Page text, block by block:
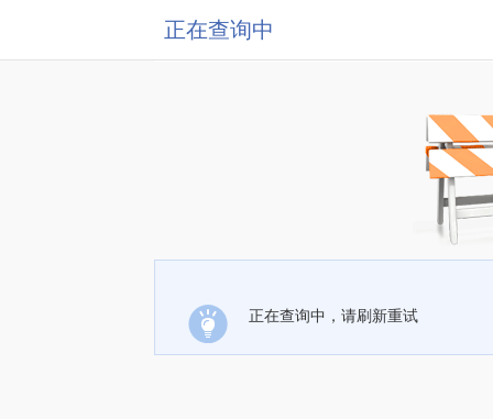
正在查询中
正在查询中，请刷新重试